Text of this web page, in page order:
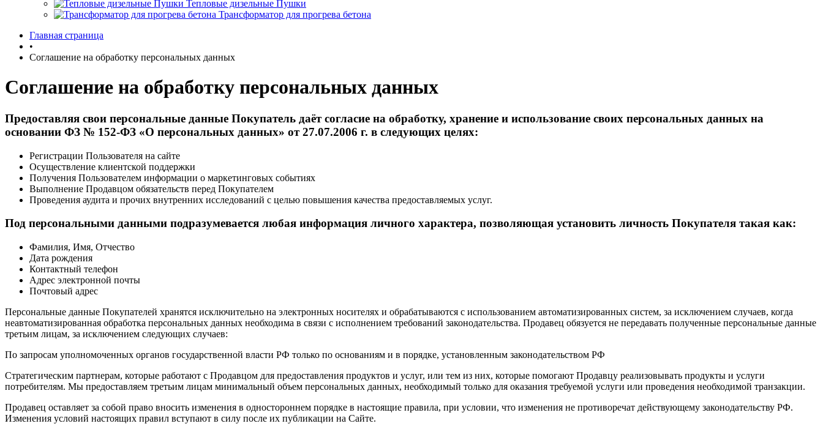
Тепловые дизельные Пушки
Трансформатор для прогрева бетона
Главная страница
•
Соглашение на обработку персональных данных
Соглашение на обработку персональных данных
Предоставляя свои персональные данные Покупатель даёт согласие на обработку, хранение и использование своих персональных данных на
основании ФЗ № 152-ФЗ «О персональных данных» от 27.07.2006 г. в следующих целях:
Регистрации Пользователя на сайте
Осуществление клиентской поддержки
Получения Пользователем информации о маркетинговых событиях
Выполнение Продавцом обязательств перед Покупателем
Проведения аудита и прочих внутренних исследований с целью повышения качества предоставляемых услуг.
Под персональными данными подразумевается любая информация личного характера, позволяющая установить личность Покупателя такая как:
Фамилия, Имя, Отчество
Дата рождения
Контактный телефон
Адрес электронной почты
Почтовый адрес
Персональные данные Покупателей хранятся исключительно на электронных носителях и обрабатываются с использованием автоматизированных систем, за исключением случаев, когда
неавтоматизированная обработка персональных данных необходима в связи с исполнением требований законодательства. Продавец обязуется не передавать полученные персональные данные
третьим лицам, за исключением следующих случаев:
По запросам уполномоченных органов государственной власти РФ только по основаниям и в порядке, установленным законодательством РФ
Стратегическим партнерам, которые работают с Продавцом для предоставления продуктов и услуг, или тем из них, которые помогают Продавцу реализовывать продукты и услуги
потребителям. Мы предоставляем третьим лицам минимальный объем персональных данных, необходимый только для оказания требуемой услуги или проведения необходимой транзакции.
Продавец оставляет за собой право вносить изменения в одностороннем порядке в настоящие правила, при условии, что изменения не противоречат действующему законодательству РФ.
Изменения условий настоящих правил вступают в силу после их публикации на Сайте.